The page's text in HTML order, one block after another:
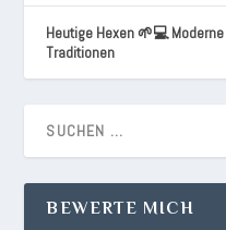
Heutige Hexen 🌱💻
Traditionen
BEWERTE MICH